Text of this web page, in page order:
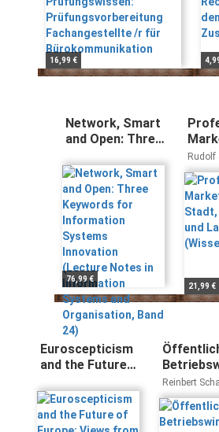
16,99 €
Network, Smart
and Open: Three
Information
Systems
Innovation
(Lecture Notes
in Information
Systems and
Organisation,
Band 24)
76,99 €
und
Rudolf
21,99 €
Euroscepticism
and the Future
from the
Capitals
- Public
Denkens
Reinbert